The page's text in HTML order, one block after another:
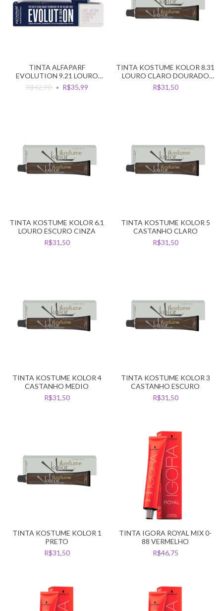
TINTA ALFAPARF
EVOLUTION 9.21 LOURO
CLARISSIMO IRISE CINZA
R$42,90 R$35,99
TINTA KOSTUME KOLOR 8.31
LOURO CLARO DOURADO
CINZA
R$31,50
TINTA KOSTUME KOLOR 6.1
LOURO ESCURO CINZA
R$31,50
TINTA KOSTUME KOLOR 5
CASTANHO CLARO
R$31,50
TINTA KOSTUME KOLOR 4
CASTANHO MEDIO
R$31,50
TINTA KOSTUME KOLOR 3
CASTANHO ESCURO
R$31,50
TINTA KOSTUME KOLOR 1
PRETO
R$31,50
TINTA IGORA ROYAL MIX 0-
88 VERMELHO
R$46,75